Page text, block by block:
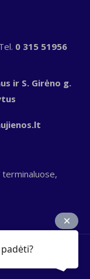
0 315 51956
ir S. Girėno g.
terminaluose,